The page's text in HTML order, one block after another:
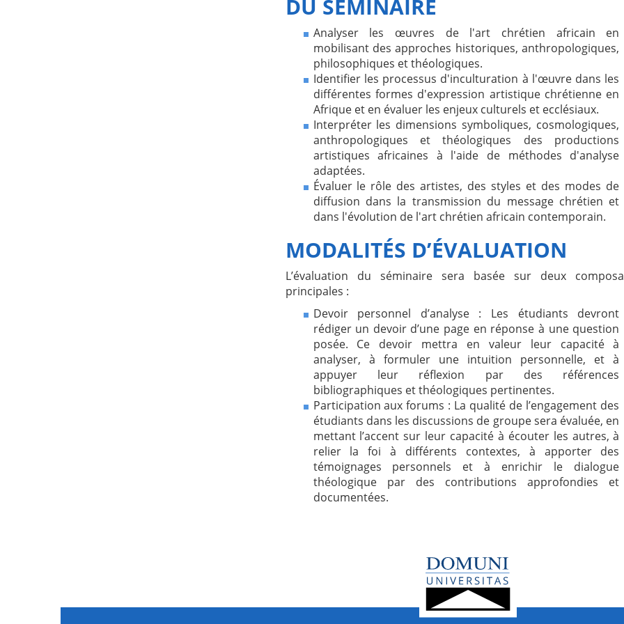
DU SÉMINAIRE
Analyser les œuvres de l'art chrétien africain en
mobilisant des approches historiques, anthropologiques,
philosophiques et théologiques.
Identifier les processus d'inculturation à l'œuvre dans les
différentes formes d'expression artistique chrétienne en
Afrique et en évaluer les enjeux culturels et ecclésiaux.
Interpréter les dimensions symboliques, cosmologiques,
anthropologiques et théologiques des productions
artistiques africaines à l'aide de méthodes d'analyse
adaptées.
Évaluer le rôle des artistes, des styles et des modes de
diffusion dans la transmission du message chrétien et
dans l'évolution de l'art chrétien africain contemporain.
MODALITÉS D’ÉVALUATION
L’évaluation du séminaire sera basée sur deux
principales :
Devoir personnel d’analyse : Les étudiants devront
rédiger un devoir d’une page en réponse à une question
posée. Ce devoir mettra en valeur leur capacité à
analyser, à formuler une intuition personnelle, et à
appuyer leur réflexion par des références
bibliographiques et théologiques pertinentes.
Participation aux forums : La qualité de l’engagement des
étudiants dans les discussions de groupe sera évaluée, en
mettant l’accent sur leur capacité à écouter les autres, à
relier la foi à différents contextes, à apporter des
témoignages personnels et à enrichir le dialogue
théologique par des contributions approfondies et
documentées.